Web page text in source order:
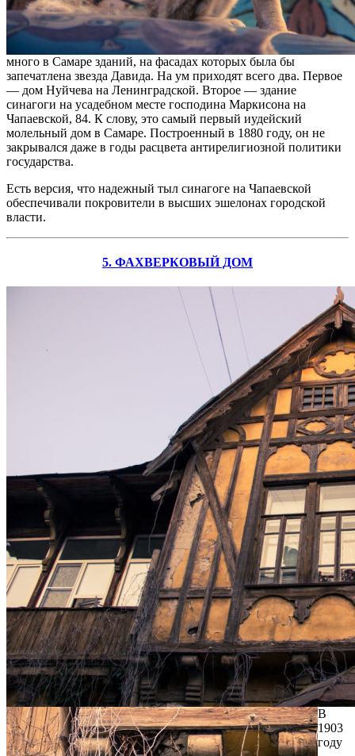
много в Самаре зданий, на фасадах которых была бы
запечатлена звезда Давида. На ум приходят всего два. Первое
— дом Нуйчева на Ленинградской. Второе — здание
синагоги на усадебном месте господина Маркисона на
Чапаевской, 84. К слову, это самый первый иудейский
молельный дом в Самаре. Построенный в 1880 году, он не
закрывался даже в годы расцвета антирелигиозной политики
государства.
Есть версия, что надежный тыл синагоге на Чапаевской
обеспечивали покровители в высших эшелонах городской
власти.
5. ФАХВЕРКОВЫЙ ДОМ
В
1903
году